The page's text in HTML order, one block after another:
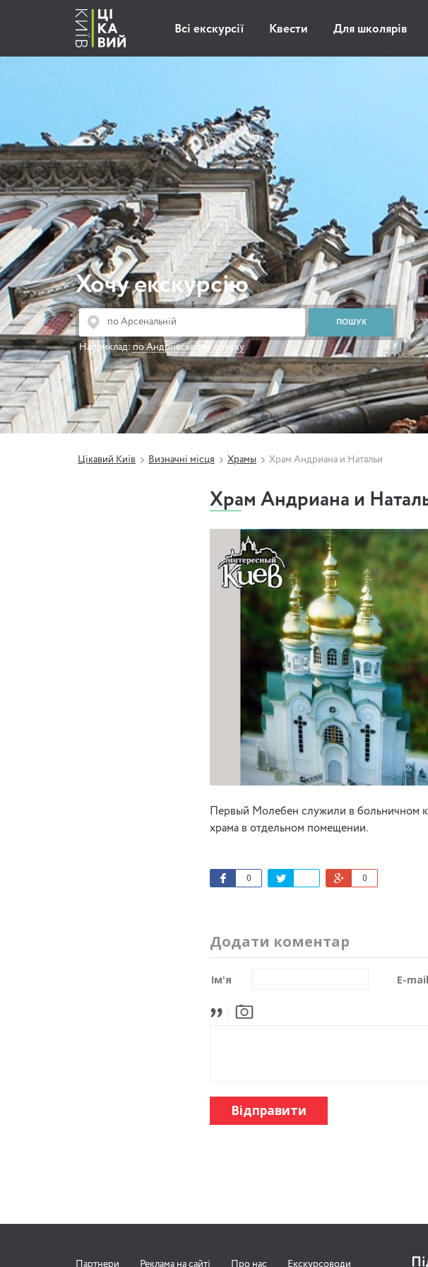
Всі екскурсії Квести Для школярів
Хочу екскурсію
Наприклад:по Андріївському спуску
Цікавий Київ Визначні місця Храмы Храм Андриана и Натальи
Храм Андриана и
Первый Молебен служили в больничном
храма в отдельном помещении.
0 0
Додати коментар
Ім'я E-mail
Відправити
Партнери Реклама на сайті Про нас Екскурсоводи